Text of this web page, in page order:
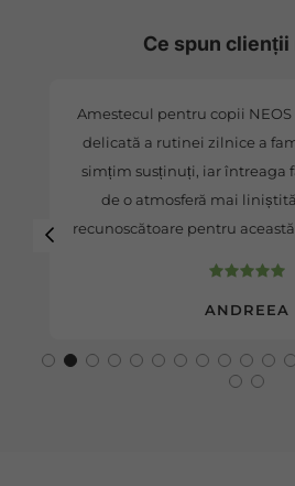
Ce spun
Amestecul pentru copii
delicată a rutinei zilnice a
simțim susținuți, iar întreaga
de o atmosferă mai
recunoscătoare pentru
ANDREEA
1 2 3 4 5 6 7 8 9 10 11
20 21